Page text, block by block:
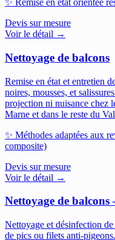
✨ Remise en état orientée
Devis sur mesure
Voir le détail →
Nettoyage de balcons
Remise en état et entretien
noires, mousses, et
projection ni nuisance chez
Marne et dans le reste du
✨ Méthodes adaptées aux
composite)
Devis sur mesure
Voir le détail →
Nettoyage de balcons
Nettoyage et désinfection
de pics ou filets anti-pigeons.